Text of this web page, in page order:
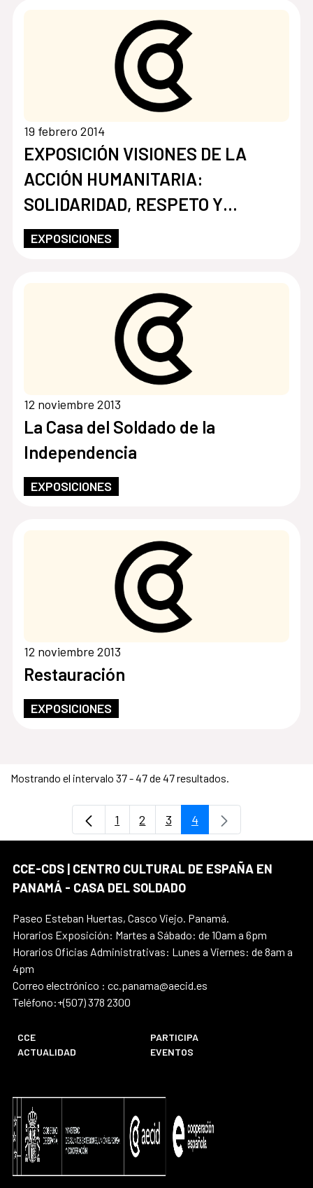
19 febrero 2014
EXPOSICIÓN VISIONES DE LA
ACCIÓN HUMANITARIA:
SOLIDARIDAD, RESPETO Y
APRENDIZAJE MUTUO. 25 AÑOS
DE ACCIÓN HUMANITARIA.
EXPOSICIONES
12 noviembre 2013
La Casa del Soldado de la
Independencia
EXPOSICIONES
12 noviembre 2013
Restauración
EXPOSICIONES
Mostrando el intervalo 37 - 47 de 47 resultados.
Página
1 Página
2 Página
3 Página
4
CCE-CDS | CENTRO CULTURAL DE ESPAÑA EN
PANAMÁ - CASA DEL SOLDADO
Paseo Esteban Huertas, Casco Viejo. Panamá.
Horarios Exposición: Martes a Sábado: de 10am a 6pm
Horarios Oficias Administrativas: Lunes a Viernes: de 8am a
4pm
Correo electrónico : cc.panama@aecid.es
Teléfono:+(507) 378 2300
CCE
PARTICIPA
ACTUALIDAD
EVENTOS